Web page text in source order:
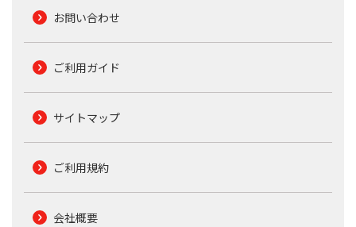
お問い合わせ
ご利用ガイド
サイトマップ
ご利用規約
会社概要